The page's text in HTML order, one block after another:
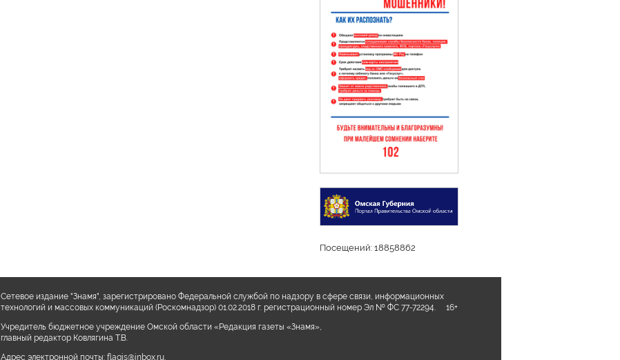
Посещений: 18858862
Сетевое издание "Знамя", зарегистрировано Федеральной службой по надзору в сфере связи, информационных
технологий и массовых коммуникаций (Роскомнадзор) 01.02.2018 г. регистрационный номер Эл № ФС 77-72294. 16+
Учредитель бюджетное учреждение Омской области «Редакция газеты «Знамя»,
главный редактор Ковлягина Т.В.
Адрес электронной почты: flagis@inbox.ru,